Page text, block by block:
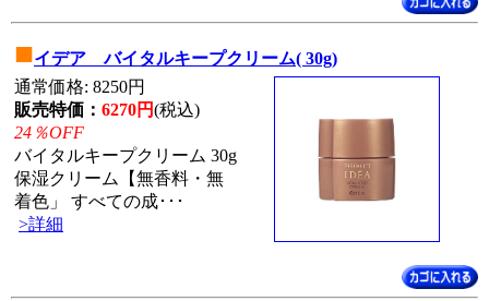
■イデア バイタルキープクリーム( 30g)
通常価格: 8250円
販売特価： 6270円(税込)
24％OFF
バイタルキープクリーム 30g
保湿クリーム【無香料・無
着色」 すべての成･･･
>詳細